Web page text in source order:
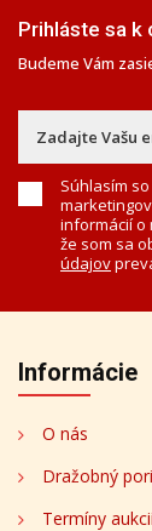
Prihláste sa k
Budeme Vám
Súhlasím
informácií o
že som sa
údajov
Informácie
O nás
Dražobný
Termíny